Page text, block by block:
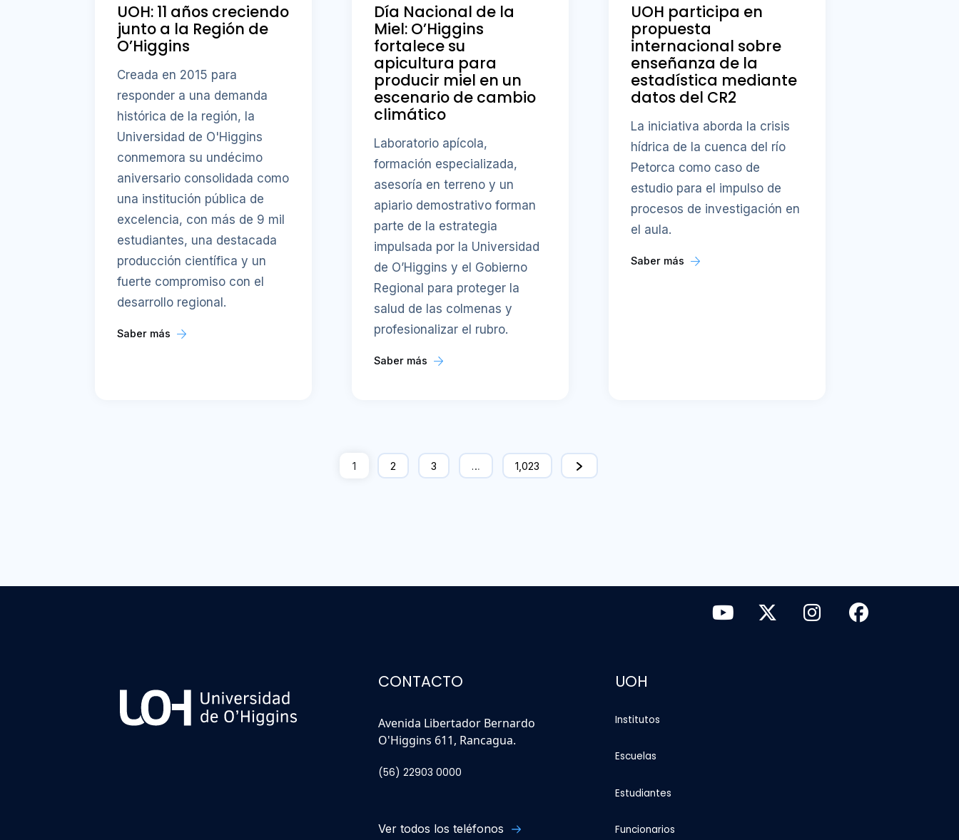
UOH: 11 años creciendo
junto a la Región de
O’Higgins
Creada en 2015 para
responder a una demanda
histórica de la región, la
Universidad de O'Higgins
conmemora su undécimo
aniversario consolidada como
una institución pública de
excelencia, con más de 9 mil
estudiantes, una destacada
producción científica y un
fuerte compromiso con el
desarrollo regional.
Saber más
Día Nacional de la
Miel: O’Higgins
fortalece su
apicultura para
producir miel en un
escenario de cambio
climático
Laboratorio apícola,
formación especializada,
asesoría en terreno y un
apiario demostrativo forman
parte de la estrategia
impulsada por la Universidad
de O’Higgins y el Gobierno
Regional para proteger la
salud de las colmenas y
profesionalizar el rubro.
Saber más
UOH participa en
propuesta
internacional sobre
enseñanza de la
estadística mediante
datos del CR2
La iniciativa aborda la crisis
hídrica de la cuenca del río
Petorca como caso de
estudio para el impulso de
procesos de investigación en
el aula.
Saber más
1 2 3 … 1,023
CONTACTO
Avenida Libertador Bernardo
O'Higgins 611, Rancagua.
(56) 22903 0000
Ver todos los teléfonos
UOH
Institutos
Escuelas
Estudiantes
Funcionarios